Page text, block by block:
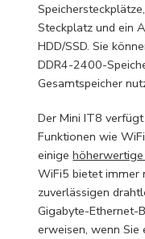
Steckplatz und ein
HDD/SSD. Sie
DDR4-2400-
Gesamtspeicher
Der Mini IT8
Funktionen wie
einigehöherwertige
WiFi5 bietet immer
zuverlässigen
Gigabyte-Ethernet-
erweisen, wenn Sie